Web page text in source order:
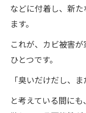
などに付着し、新
ます。
これが、カビ被害
ひとつです。
「臭いだけだし、
と考えている間に